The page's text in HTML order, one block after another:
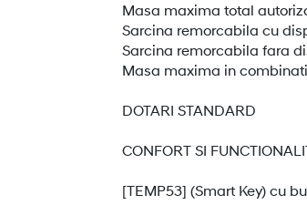
Masa maxima total
Sarcina remorcabila cu
Sarcina remorcabila fara
Masa maxima in
DOTARI STANDARD
CONFORT SI
[TEMP53] (Smart Key) cu